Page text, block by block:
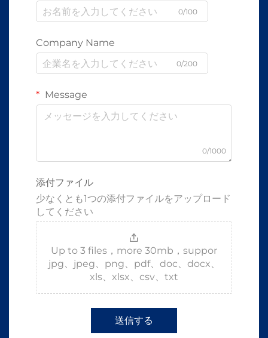
0/100
Company Name
0/200
Message
0/1000
添付ファイル
少なくとも1つの添付ファイルをアップロード
してください
Up to 3 files，more 30mb，suppor
jpg、jpeg、png、pdf、doc、docx、
xls、xlsx、csv、txt
送信する